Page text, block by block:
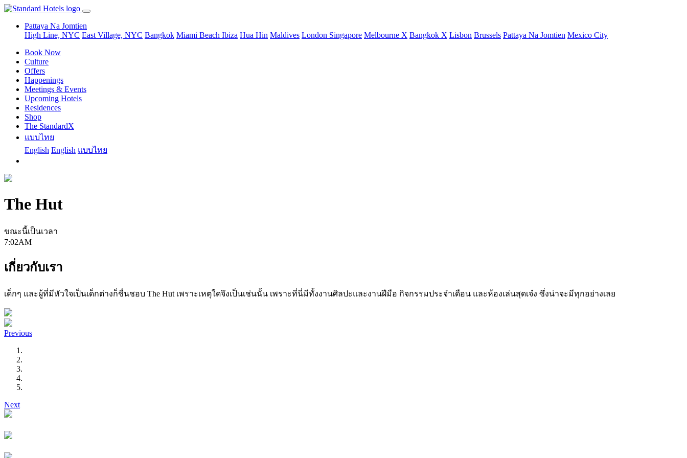
Pattaya Na Jomtien
High Line, NYC East Village, NYC Bangkok Miami Beach Ibiza Hua Hin Maldives London Singapore Melbourne X Bangkok X Lisbon Brussels Pattaya Na Jomtien Mexico City
Book Now
Culture
Offers
Happenings
Meetings & Events
Upcoming Hotels
Residences
Shop
The StandardX
แบบไทย
English English แบบไทย
The Hut
ขณะนี้เป็นเวลา
7:02AM
เกี่ยวกับเรา
เด็กๆ และผู้ที่มีหัวใจเป็นเด็กต่างก็ชื่นชอบ The Hut เพราะเหตุใดจึงเป็นเช่นนั้น เพราะที่นี่มีทั้งงานศิลปะและงานฝีมือ กิจกรรมประจำเดือน และห้องเล่นสุดเจ๋ง ซึ่งน่าจะมีทุกอย่างเลย
Previous
Next